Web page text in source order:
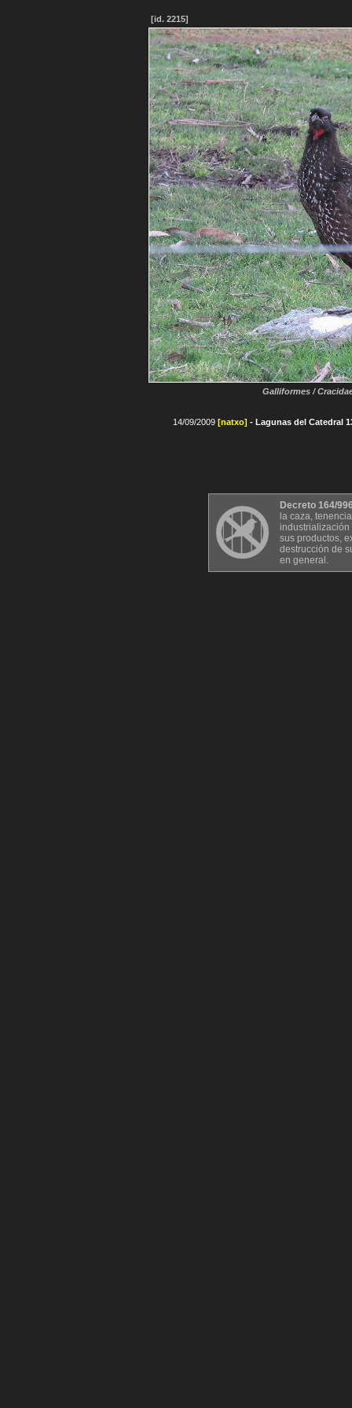
[id. 2215]
Galliformes /
14/09/2009 [natxo] - Lagunas del Catedral
Decreto 164/
la caza,
sus productos,
destrucción de
en general.